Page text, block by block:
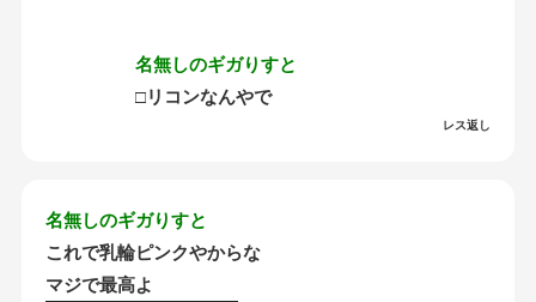
名無しのギガりすと
□リコンなんやで
レス返し
名無しのギガりすと
これで乳輪ピンクやからな
マジで最高よ